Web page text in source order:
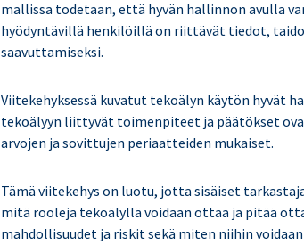
mallissa todetaan, että hyvän hallinnon avulla
hyödyntävillä henkilöillä on riittävät tiedot,
saavuttamiseksi.
Viitekehyksessä kuvatut tekoälyn käytön hyvät
tekoälyyn liittyvät toimenpiteet ja päätökset
arvojen ja sovittujen periaatteiden mukaiset.
Tämä viitekehys on luotu, jotta sisäiset
mitä rooleja tekoälyllä voidaan ottaa ja pitää
mahdollisuudet ja riskit sekä miten niihin voidaan